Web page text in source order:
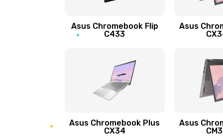
Защита гидрогелевой пленкой
Замена экрана
Замена аккумулятора
Замена задней крышки
Обновление ПО
Asus Chromebook Flip
C433
Asus
Asus Chromebook Plus
CX34
Asus